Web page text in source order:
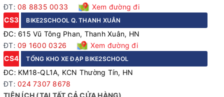
ĐT: 08 8835 0033
Xem đường đi
CS3
BIKE2SCHOOL Q. THANH XUÂN
ĐC: 615 Vũ Tông Phan, Thanh Xuân, HN
ĐT: 09 1600 0326
Xem đường đi
CS4
TỔNG KHO XE ĐẠP BIKE2SCHOOL
ĐC: KM18-QL1A, KCN Thường Tín, HN
ĐT: 024 7307 8678